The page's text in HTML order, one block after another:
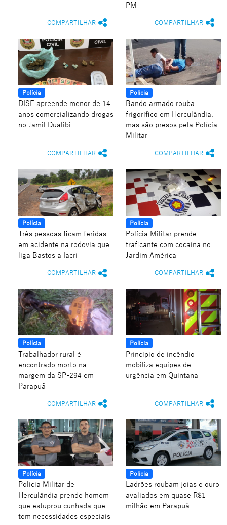
COMPARTILHAR
PM
COMPARTILHAR
Polícia
DISE apreende menor de 14
anos comercializando drogas
no Jamil Dualibi
COMPARTILHAR
Polícia
Bando armado rouba
frigorífico em Herculândia,
mas são presos pela Polícia
Militar
COMPARTILHAR
Polícia
Três pessoas ficam feridas
em acidente na rodovia que
liga Bastos a Iacri
COMPARTILHAR
Polícia
Polícia Militar prende
traficante com cocaína no
Jardim América
COMPARTILHAR
Polícia
Trabalhador rural é
encontrado morto na
margem da SP-294 em
Parapuã
COMPARTILHAR
Polícia
Princípio de incêndio
mobiliza equipes de
urgência em Quintana
COMPARTILHAR
Polícia
Polícia Militar de
Herculândia prende homem
que estuprou cunhada que
tem necessidades especiais
Polícia
Ladrões roubam joias e ouro
avaliados em quase R$1
milhão em Parapuã